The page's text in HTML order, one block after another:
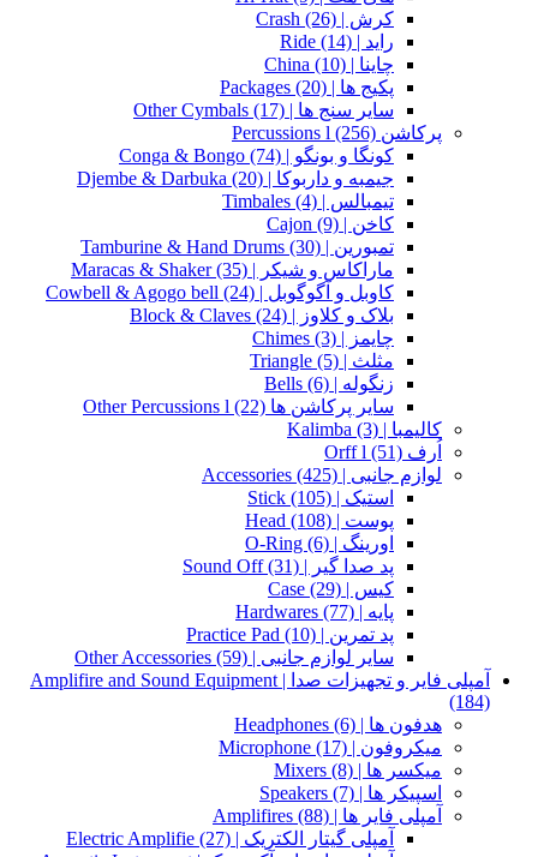
کرش | Crash (26)
راید | Ride (14)
چاینا | China (10)
پکیج ها | Packages (20)
سایر سنج ها | Other Cymbals (17)
پرکاشن Percussions l (256)
کونگا و بونگو | Conga & Bongo (74)
جیمبه و داربوکا | Djembe & Darbuka (20)
تیمبالس | Timbales (4)
کاخن | Cajon (9)
تمبورین | Tamburine & Hand Drums (30)
ماراکاس و شیکر | Maracas & Shaker (35)
کاوبل و آگوگوبل | Cowbell & Agogo bell (24)
بلاک و کلاوز | Block & Claves (24)
چایمز | Chimes (3)
مثلث | Triangle (5)
زنگوله | Bells (6)
سایر پرکاشن ها Other Percussions l (22)
کالیمبا | Kalimba (3)
اُرف Orff l (51)
لوازم جانبی | Accessories (425)
استیک | Stick (105)
پوست | Head (108)
اورینگ | O-Ring (6)
پد صدا گیر | Sound Off (31)
کیس | Case (29)
پایه | Hardwares (77)
پد تمرین | Practice Pad (10)
سایر لوازم جانبی | Other Accessories (59)
آمپلی فایر و تجهیزات صدا | Amplifire and Sound Equipment
(184)
هدفون ها | Headphones (6)
میکروفون | Microphone (17)
میکسر ها | Mixers (8)
اسپیکر ها | Speakers (7)
آمپلی فایر ها | Amplifires (88)
آمپلی گیتار الکتریک | Electric Amplifie (27)